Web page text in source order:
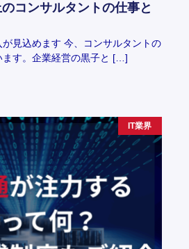
コンサルタントの仕事と
見込めます 今、コンサルタントの
ます。企業経営の黒子と […]
IT業界